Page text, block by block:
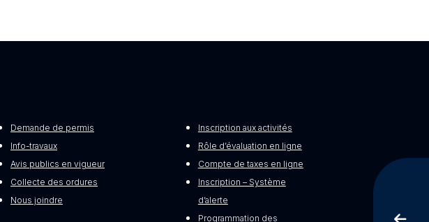
Demande de permis
Info-travaux
Avis publics en vigueur
Collecte des ordures
Nous joindre
Inscription aux activités
Rôle d’évaluation en ligne
Compte de taxes en ligne
Inscription – Système
d’alerte
Programmation des